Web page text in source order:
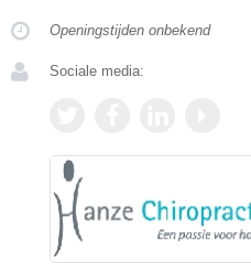
Openingstijden onbekend
Sociale media: